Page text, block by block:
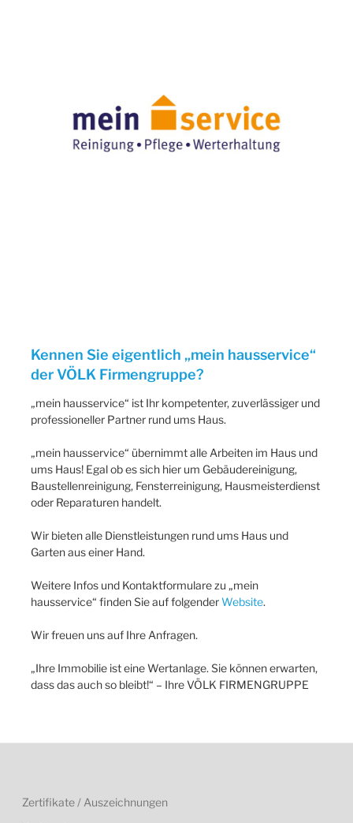
Kennen Sie eigentlich „mein hausservice“
der VÖLK Firmengruppe?
„mein hausservice“ ist Ihr kompetenter, zuverlässiger und
professioneller Partner rund ums Haus.
„mein hausservice“ übernimmt alle Arbeiten im Haus und
ums Haus! Egal ob es sich hier um Gebäudereinigung,
Baustellenreinigung, Fensterreinigung, Hausmeisterdienst
oder Reparaturen handelt.
Wir bieten alle Dienstleistungen rund ums Haus und
Garten aus einer Hand.
Weitere Infos und Kontaktformulare zu „mein
hausservice“ finden Sie auf folgenderWebsite.
Wir freuen uns auf Ihre Anfragen.
„Ihre Immobilie ist eine Wertanlage. Sie können erwarten,
dass das auch so bleibt!“ – Ihre VÖLK FIRMENGRUPPE
Zertifikate / Auszeichnungen